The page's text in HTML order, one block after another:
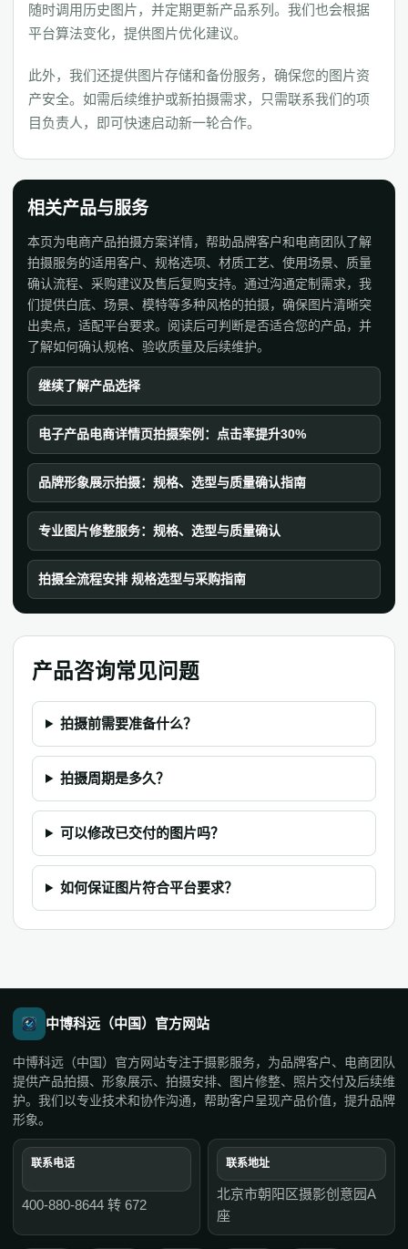
随时调用历史图片，并定期更新产品系列。我们也会根据
平台算法变化，提供图片优化建议。
此外，我们还提供图片存储和备份服务，确保您的图片资
产安全。如需后续维护或新拍摄需求，只需联系我们的项
目负责人，即可快速启动新一轮合作。
相关产品与服务
本页为电商产品拍摄方案详情，帮助品牌客户和电商团队了解
拍摄服务的适用客户、规格选项、材质工艺、使用场景、质量
确认流程、采购建议及售后复购支持。通过沟通定制需求，我
们提供白底、场景、模特等多种风格的拍摄，确保图片清晰突
出卖点，适配平台要求。阅读后可判断是否适合您的产品，并
了解如何确认规格、验收质量及后续维护。
继续了解产品选择
电子产品电商详情页拍摄案例：点击率提升30%
品牌形象展示拍摄：规格、选型与质量确认指南
专业图片修整服务：规格、选型与质量确认
拍摄全流程安排 规格选型与采购指南
产品咨询常见问题
拍摄前需要准备什么？
拍摄周期是多久？
可以修改已交付的图片吗？
如何保证图片符合平台要求？
中博科远（中国）官方网站
中博科远（中国）官方网站专注于摄影服务，为品牌客户、电商团队
提供产品拍摄、形象展示、拍摄安排、图片修整、照片交付及后续维
护。我们以专业技术和协作沟通，帮助客户呈现产品价值，提升品牌
形象。
联系电话
400-880-8644 转 672
联系地址
北京市朝阳区摄影创意园A
座